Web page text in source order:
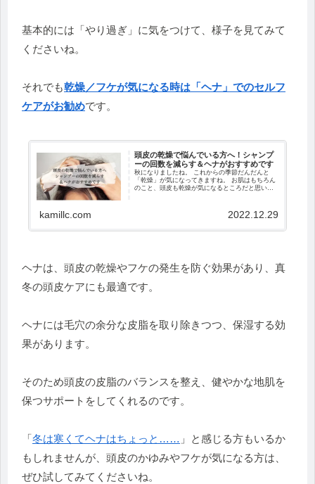
基本的には「やり過ぎ」に気をつけて、 様子を見てみて
くださいね。
それでも乾燥／フケが気になる時は「ヘナ」 でのセルフ
ケアがお勧めです。
頭皮の乾燥で悩んでいる方へ！シャンプ
ーの回数を減らす＆ヘナがおすすめです
秋になりましたね。 これからの季節だんだんと
「乾燥」が気になってきますね。 お肌はもちろん
のこと、頭皮も乾燥が気になるところだと思いま
kamillc.com 2022.12.29
ヘナは、頭皮の乾燥やフケの発生を防ぐ効果があり、 真
冬の頭皮ケアにも最適です。
ヘナには毛穴の余分な皮脂を取り除きつつ、 保湿する効
果があります。
そのため頭皮の皮脂のバランスを整え、 健やかな地肌を
保つサポートをしてくれるのです。
「冬は寒くてヘナはちょっと…… 」
と感じる方もいるか
もしれませんが、頭皮のかゆみやフケが気になる方は、
ぜひ試してみてくださいね。